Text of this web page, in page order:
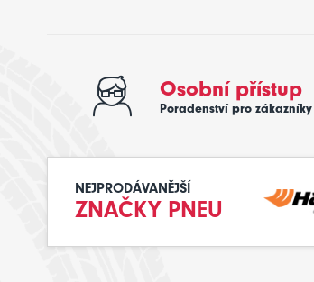
Osobní přístup
Poradenství pro zákazníky
NEJPRODÁVANĚJŠÍ
ZNAČKY PNEU